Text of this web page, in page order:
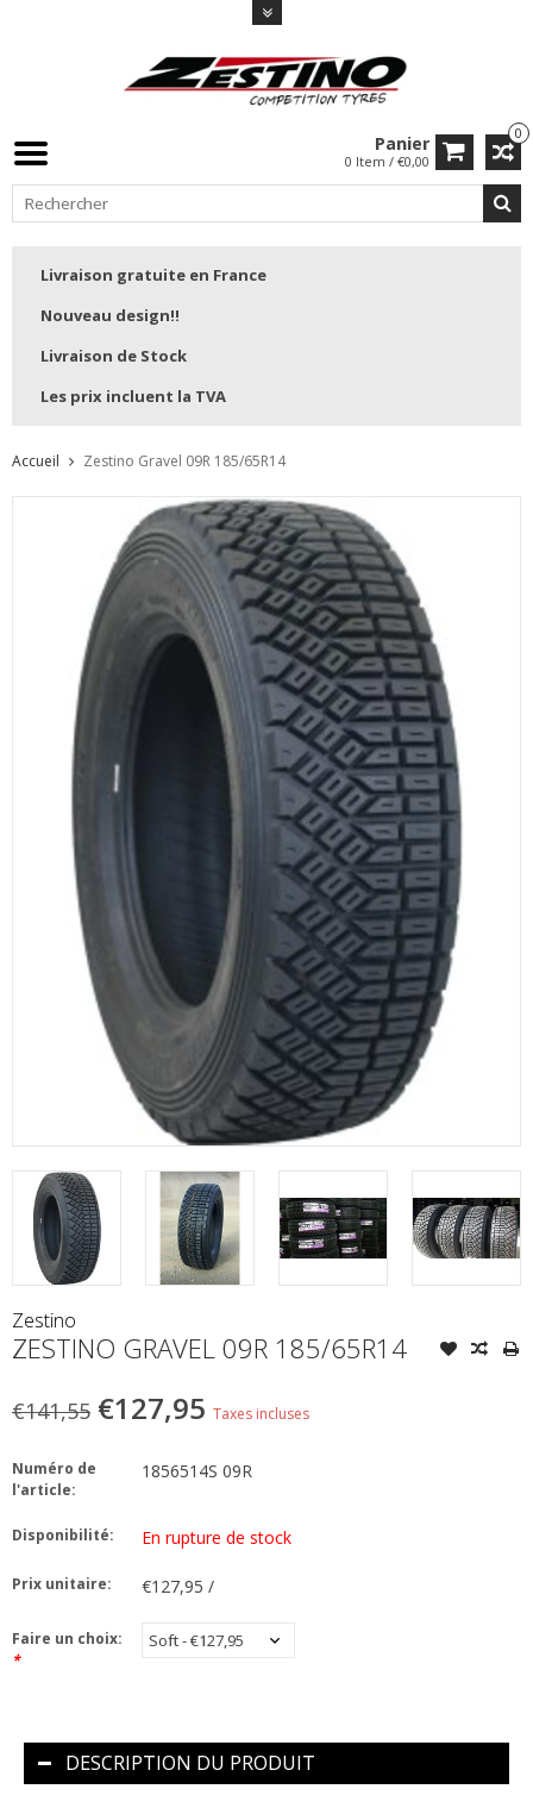
0
Panier
0 Item / €0,00
Livraison gratuite en France
Nouveau design!!
Livraison de Stock
Les prix incluent la TVA
Accueil Zestino Gravel 09R 185/65R14
Zestino
ZESTINO GRAVEL 09R 185/65R14
€141,55 €127,95 Taxes incluses
Numéro de
l'article:
1856514S 09R
Disponibilité: En rupture de stock
Prix unitaire: €127,95 /
Faire un choix:
*
DESCRIPTION DU PRODUIT